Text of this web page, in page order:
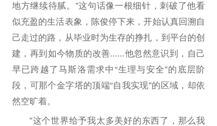
地方继续待腻。”这句话像一根细针，刺破了他看
似充盈的生活表象，陈俊停下来，开始认真回溯自
己走过的路，从毕业时为生存的挣扎，到平台的创
建，再到如今物质的改善......他忽然意识到，自己
早已跨越了马斯洛需求中“生理与安全”的底层阶
段，可那个金字塔的顶端“自我实现”的区域，却依
然空旷着。
”这个世界给予我太多美好的东西了，那么我